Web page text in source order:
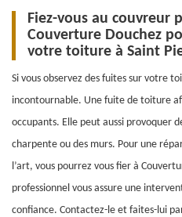
Fiez-vous au couvreur
Couverture Douchez
votre toiture à Saint
Si vous observez des fuites sur votre
incontournable. Une fuite de toiture
occupants. Elle peut aussi provoquer
charpente ou des murs. Pour une
l’art, vous pourrez vous fier à
professionnel vous assure une
confiance. Contactez-le et faites-lui